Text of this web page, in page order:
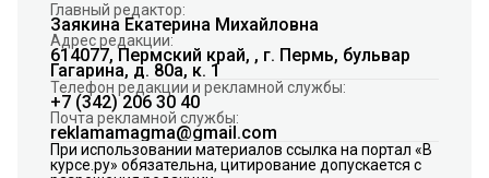
Главный редактор:
Заякина Екатерина Михайловна
Адрес редакции:
614077, Пермский край, , г. Пермь, бульвар
Гагарина, д. 80а, к. 1
Телефон редакции и рекламной службы:
+7 (342) 206 30 40
Почта рекламной службы:
reklamamagma@gmail.com
При использовании материалов ссылка на портал «В
курсе.ру» обязательна, цитирование допускается с